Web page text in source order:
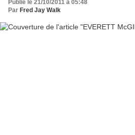
Publié le 21/10/2011 à 05:48
Par Fred Jay Walk